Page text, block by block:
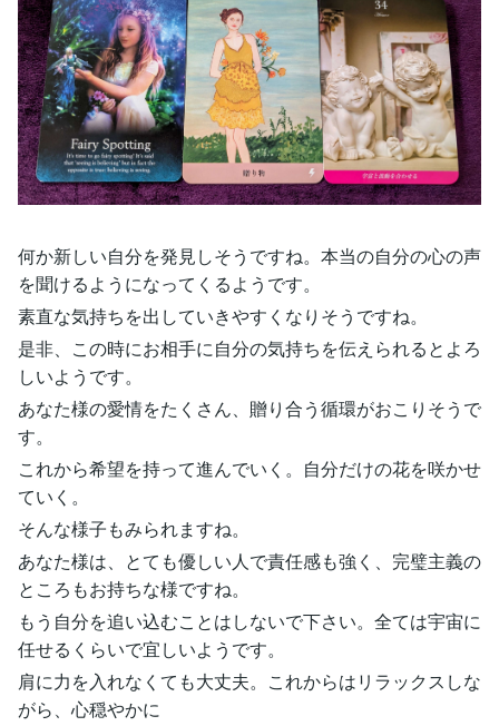
何か新しい自分を発見しそうですね。本当の自分の心の声
を聞けるようになってくるようです。
素直な気持ちを出していきやすくなりそうですね。
是非、この時にお相手に自分の気持ちを伝えられるとよろ
しいようです。
あなた様の愛情をたくさん、贈り合う循環がおこりそうで
す。
これから希望を持って進んでいく。自分だけの花を咲かせ
ていく。
そんな様子もみられますね。
あなた様は、とても優しい人で責任感も強く、完璧主義の
ところもお持ちな様ですね。
もう自分を追い込むことはしないで下さい。全ては宇宙に
任せるくらいで宜しいようです。
肩に力を入れなくても大丈夫。これからはリラックスしな
がら、心穏やかに